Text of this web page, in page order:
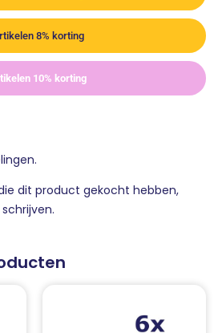
8% korting
10% korting
dit product gekocht hebben,